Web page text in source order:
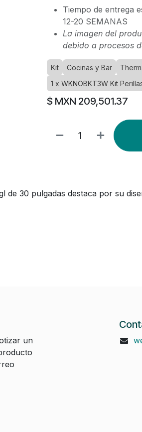
Tiempo de entrega
12-20 SEMANAS
La imagen del
debido a procesos
Kit Cocinas y Bar
1 x WKNOBKT3W Kit
$ MXN 209,501.37
30 pulgadas destaca por su
un